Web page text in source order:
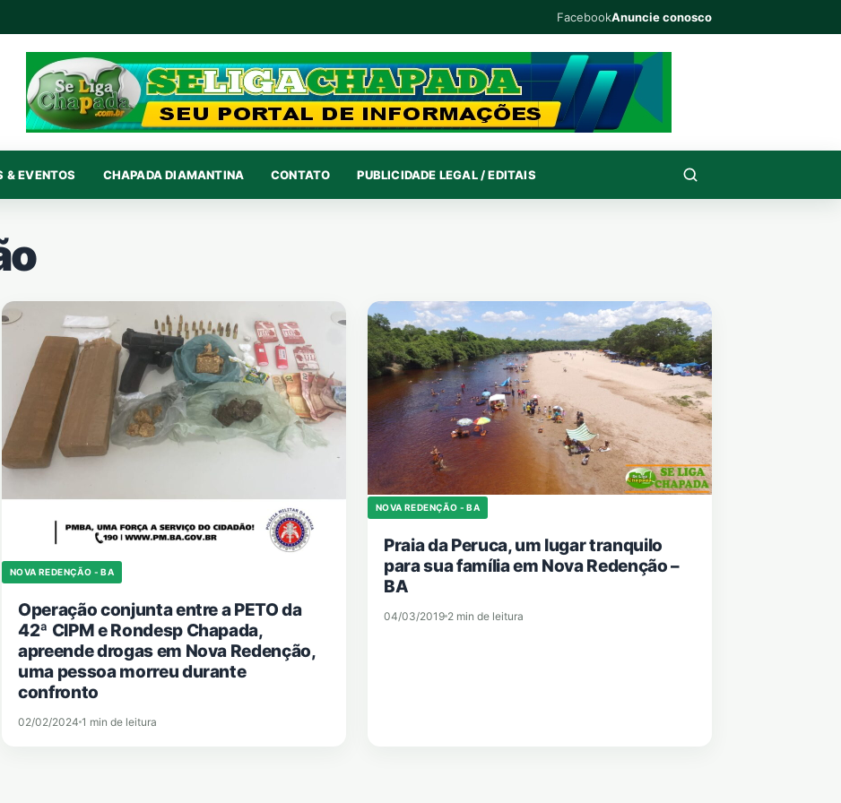
FacebookAnuncie conosco
& EVENTOS CHAPADA DIAMANTINA CONTATO PUBLICIDADE LEGAL / EDITAIS
NOVA REDENÇÃO - BA
Operação conjunta entre a PETO da
42ª CIPM e Rondesp Chapada,
apreende drogas em Nova Redenção,
uma pessoa morreu durante
confronto
02/02/2024 1 min de leitura
NOVA REDENÇÃO - BA
Praia da Peruca, um lugar tranquilo
para sua família em Nova Redenção –
BA
04/03/2019 2 min de leitura